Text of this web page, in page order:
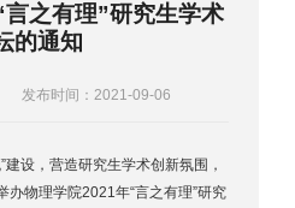
之有理”研究生学术
的通知
发布时间：2021-09-06
建设，营造研究生学术创新氛围，
办物理学院2021年“言之有理”研究